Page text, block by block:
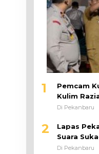
1
Pemcam
Kulim
Di Pekanbaru
2
Lapas
Suara
Kemuliaan
Di Pekanbaru